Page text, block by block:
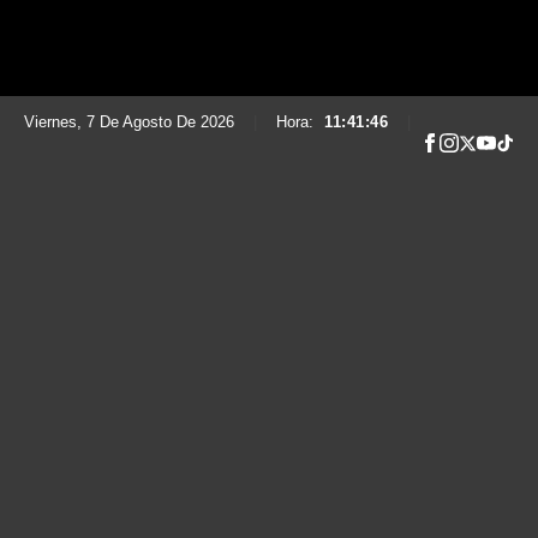
Viernes, 7 De Agosto De 2026 Hora: 11:41:47